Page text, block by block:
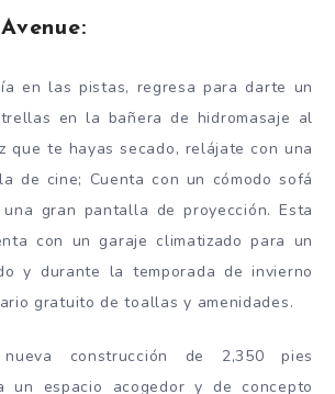
en las pistas, regresa para darte un
en la bañera de hidromasaje al
que te hayas secado, relájate con una
de cine; Cuenta con un cómodo sofá
gran pantalla de proyección. Esta
con un garaje climatizado para un
y durante la temporada de invierno
gratuito de toallas y amenidades.
construcción de 2,350 pies
un espacio acogedor y de concepto